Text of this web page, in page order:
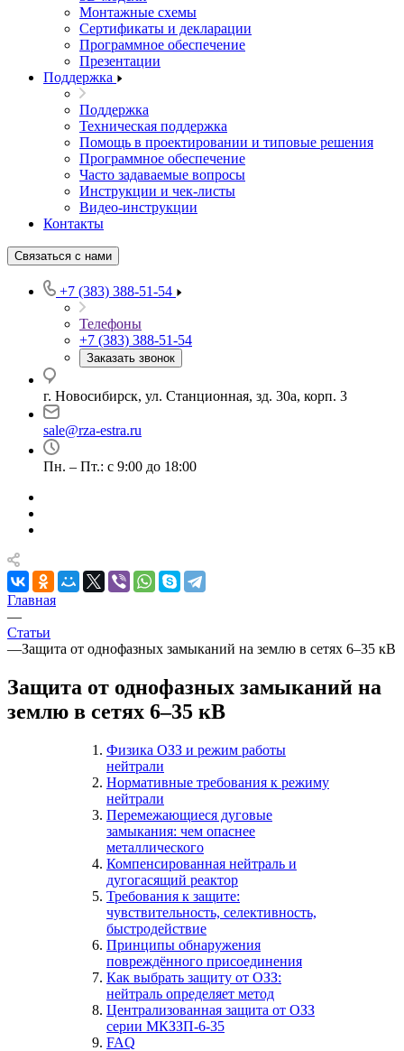
Монтажные схемы
Сертификаты и декларации
Программное обеспечение
Презентации
Поддержка
Поддержка
Техническая поддержка
Помощь в проектировании и типовые решения
Программное обеспечение
Часто задаваемые вопросы
Инструкции и чек-листы
Видео-инструкции
Контакты
Связаться с нами
+7 (383) 388-51-54
Телефоны
+7 (383) 388-51-54
Заказать звонок
г. Новосибирск, ул. Станционная, зд. 30а, корп. 3
sale@rza-estra.ru
Пн. – Пт.: с 9:00 до 18:00
Главная
—
Статьи
—Защита от однофазных замыканий на землю в сетях 6–35 кВ
Защита от однофазных замыканий на
землю в сетях 6–35 кВ
Физика ОЗЗ и режим работы
нейтрали
Нормативные требования к режиму
нейтрали
Перемежающиеся дуговые
замыкания: чем опаснее
металлического
Компенсированная нейтраль и
дугогасящий реактор
Требования к защите:
чувствительность, селективность,
быстродействие
Принципы обнаружения
повреждённого присоединения
Как выбрать защиту от ОЗЗ:
нейтраль определяет метод
Централизованная защита от ОЗЗ
серии МКЗЗП-6-35
FAQ